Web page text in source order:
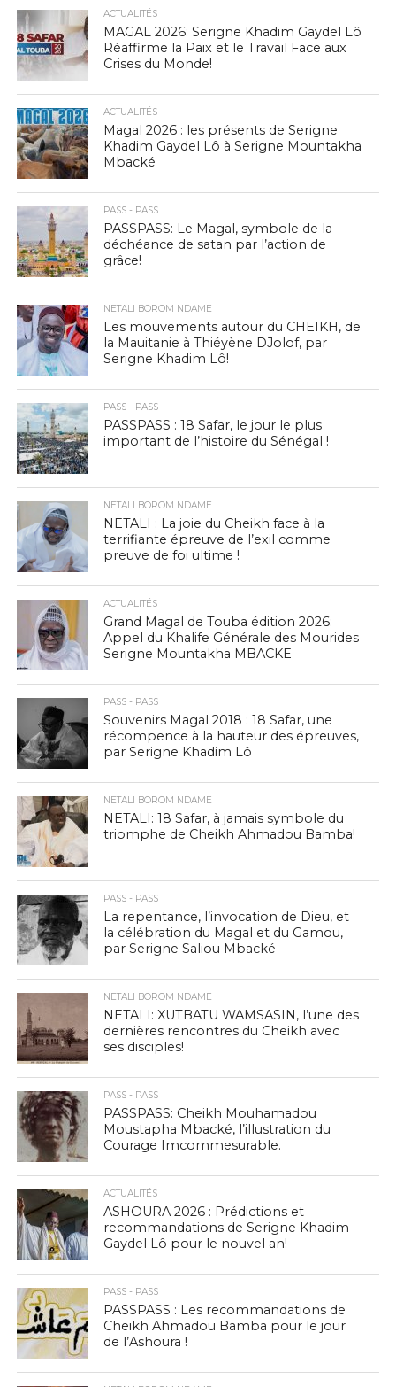
ACTUALITÉS
MAGAL 2026: Serigne Khadim Gaydel Lô
Réaffirme la Paix et le Travail Face aux
Crises du Monde!
ACTUALITÉS
Magal 2026 : les présents de Serigne
Khadim Gaydel Lô à Serigne Mountakha
Mbacké
PASS - PASS
PASSPASS: Le Magal, symbole de la
déchéance de satan par l’action de
grâce!
NETALI BOROM NDAME
Les mouvements autour du CHEIKH, de
la Mauitanie à Thiéyène DJolof, par
Serigne Khadim Lô!
PASS - PASS
PASSPASS : 18 Safar, le jour le plus
important de l’histoire du Sénégal !
NETALI BOROM NDAME
NETALI : La joie du Cheikh face à la
terrifiante épreuve de l’exil comme
preuve de foi ultime !
ACTUALITÉS
Grand Magal de Touba édition 2026:
Appel du Khalife Générale des Mourides
Serigne Mountakha MBACKE
PASS - PASS
Souvenirs Magal 2018 : 18 Safar, une
récompence à la hauteur des épreuves,
par Serigne Khadim Lô
NETALI BOROM NDAME
NETALI: 18 Safar, à jamais symbole du
triomphe de Cheikh Ahmadou Bamba!
PASS - PASS
La repentance, l’invocation de Dieu, et
la célébration du Magal et du Gamou,
par Serigne Saliou Mbacké
NETALI BOROM NDAME
NETALI: XUTBATU WAMSASIN, l’une des
dernières rencontres du Cheikh avec
ses disciples!
PASS - PASS
PASSPASS: Cheikh Mouhamadou
Moustapha Mbacké, l’illustration du
Courage Imcommesurable.
ACTUALITÉS
ASHOURA 2026 : Prédictions et
recommandations de Serigne Khadim
Gaydel Lô pour le nouvel an!
PASS - PASS
PASSPASS : Les recommandations de
Cheikh Ahmadou Bamba pour le jour
de l’Ashoura !